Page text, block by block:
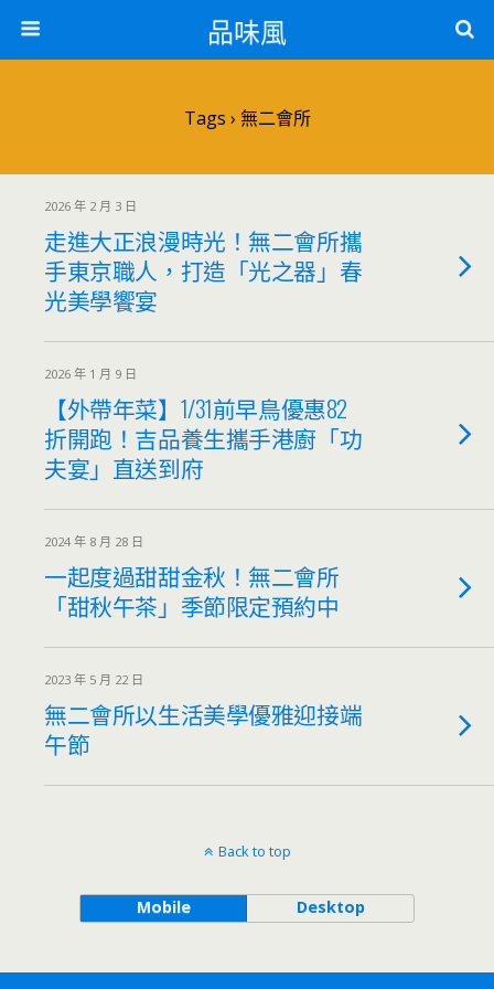
品味風
Tags › 無二會所
2026 年 2 月 3 日
走進大正浪漫時光！無二會所攜
手東京職人，打造「光之器」春
光美學饗宴
2026 年 1 月 9 日
【外帶年菜】1/31前早鳥優惠82
折開跑！吉品養生攜手港廚「功
夫宴」直送到府
2024 年 8 月 28 日
一起度過甜甜金秋！無二會所
「甜秋午茶」季節限定預約中
2023 年 5 月 22 日
無二會所以生活美學優雅迎接端
午節
Back to top
Mobile Desktop